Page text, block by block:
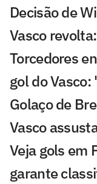
Decisão de
Vasco
Torcedores
gol do Vasco:
Golaço de
Vasco
Veja gols em
garante